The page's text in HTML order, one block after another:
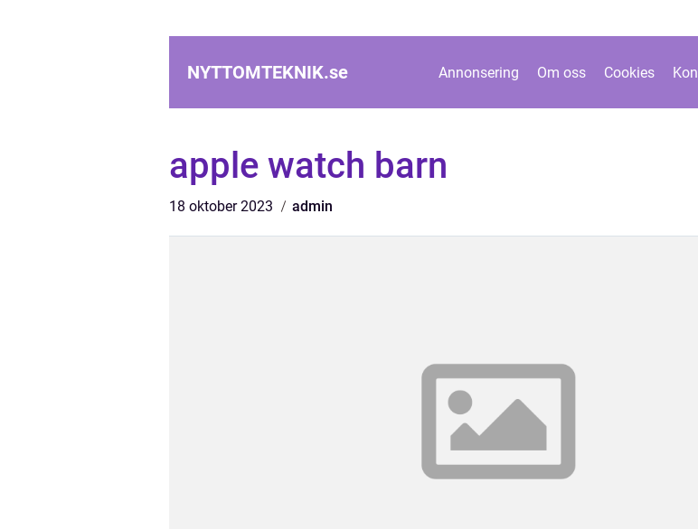
NYTTOMTEKNIK.se Annonsering Om oss Cookies
apple watch barn
18 oktober 2023 admin